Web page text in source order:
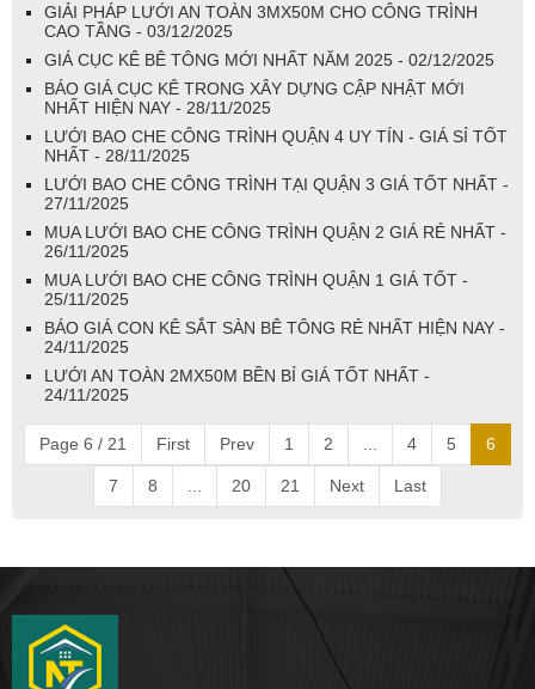
GIẢI PHÁP LƯỚI AN TOÀN 3MX50M CHO CÔNG TRÌNH
CAO TẦNG - 03/12/2025
GIÁ CỤC KÊ BÊ TÔNG MỚI NHẤT NĂM 2025 - 02/12/2025
BÁO GIÁ CỤC KÊ TRONG XÂY DỰNG CẬP NHẬT MỚI
NHẤT HIỆN NAY - 28/11/2025
LƯỚI BAO CHE CÔNG TRÌNH QUẬN 4 UY TÍN - GIÁ SỈ TỐT
NHẤT - 28/11/2025
LƯỚI BAO CHE CÔNG TRÌNH TẠI QUẬN 3 GIÁ TỐT NHẤT -
27/11/2025
MUA LƯỚI BAO CHE CÔNG TRÌNH QUẬN 2 GIÁ RẺ NHẤT -
26/11/2025
MUA LƯỚI BAO CHE CÔNG TRÌNH QUẬN 1 GIÁ TỐT -
25/11/2025
BÁO GIÁ CON KÊ SẮT SÀN BÊ TÔNG RẺ NHẤT HIỆN NAY -
24/11/2025
LƯỚI AN TOÀN 2MX50M BỀN BỈ GIÁ TỐT NHẤT -
24/11/2025
Page 6 / 21 First Prev 1 2 4 5 6
7 8 20 21 Next Last